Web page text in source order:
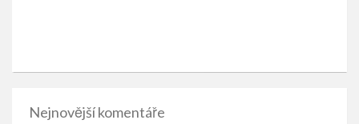
Nejnovější komentáře